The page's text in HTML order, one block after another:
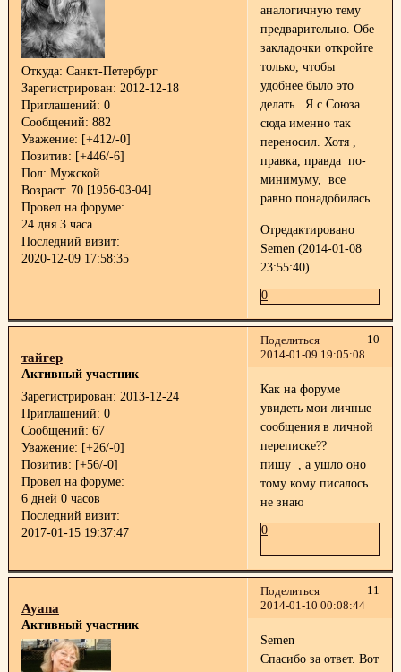
Откуда: Санкт-Петербург
Зарегистрирован: 2012-12-18
Приглашений: 0
Сообщений: 882
Уважение: [+412/-0]
Позитив: [+446/-6]
Пол: Мужской
Возраст: 70 [1956-03-04]
Провел на форуме:
24 дня 3 часа
Последний визит:
2020-12-09 17:58:35
аналогичную тему
предварительно. Обе
закладочки откройте
только, чтобы
удобнее было это
делать. Я с Союза
сюда именно так
переносил. Хотя ,
правка, правда по-
минимуму, все
равно понадобилась
Отредактировано
Semen (2014-01-08
23:55:40)
0
Поделиться
10
2014-01-09 19:05:08
тайгер
Активный участник
Зарегистрирован: 2013-12-24
Приглашений: 0
Сообщений: 67
Уважение: [+26/-0]
Позитив: [+56/-0]
Провел на форуме:
6 дней 0 часов
Последний визит:
2017-01-15 19:37:47
Как на форуме
увидеть мои личные
сообщения в личной
переписке??
пишу , а ушло оно
тому кому писалось
не знаю
0
Поделиться
11
2014-01-10 00:08:44
Ayana
Активный участник
Semen
Спасибо за ответ. Вот